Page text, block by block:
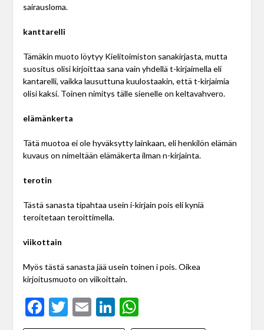
sairausloma.
kanttarelli
Tämäkin muoto löytyy Kielitoimiston sanakirjasta, mutta
suositus olisi kirjoittaa sana vain yhdellä t-kirjaimella eli
kantarelli, vaikka lausuttuna kuulostaakin, että t-kirjaimia
olisi kaksi. Toinen nimitys tälle sienelle on keltavahvero.
elämänkerta
Tätä muotoa ei ole hyväksytty lainkaan, eli henkilön elämän
kuvaus on nimeltään elämäkerta ilman n-kirjainta.
terotin
Tästä sanasta tipahtaa usein i-kirjain pois eli kyniä
teroitetaan teroittimella.
viikottain
Myös tästä sanasta jää usein toinen i pois. Oikea
kirjoitusmuoto on viikoittain.
Facebook
Twitter
EmailLinkedIn
WhatsApp